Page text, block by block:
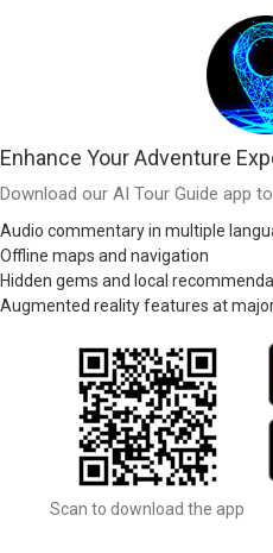
Enhance Your Adventure
Download our AI Tour Guide app
Audio commentary in multiple
Offline maps and navigation
Hidden gems and local
Augmented reality features at
Scan to download the app